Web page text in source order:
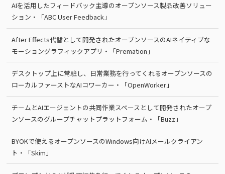
AIを活用したフィードバック主導のオープンソース製品改善ソリュー
ション・「ABC User Feedback」
After Effects代替として開発されたオープンソースのAIネイティブな
モーショングラフィックアプリ・「Premation」
デスクトップ上に常駐し、日常業務を行ってくれるオープンソースの
ローカルファーストなAIコワーカー・「OpenWorker」
チームとAIエージェントの共同作業スペースとして開発されたオープ
ンソースのグループチャットプラットフォーム・「Buzz」
BYOKで使えるオープンソースのWindows向けAIメールクライアン
ト・「Skim」